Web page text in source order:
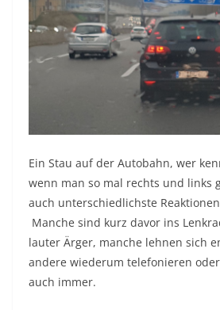
Ein Stau auf der Autobahn, wer
wenn man so mal rechts und links
auch unterschiedlichste
Manche sind kurz davor ins
lauter Ärger, manche lehnen sich
andere wiederum telefonieren
auch immer.